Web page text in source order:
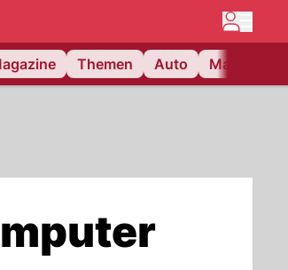
Themen Auto Matchcenter